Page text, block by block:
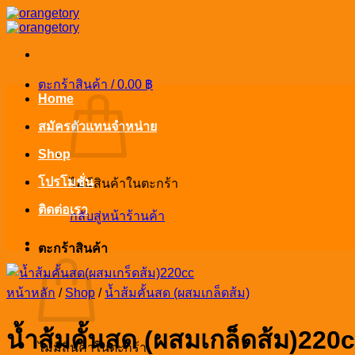
ข้าม
ไป
ตะกร้าสินค้า /0.00 ฿
ไม่มีสินค้าในตะกร้า
กลับสู่หน้าร้านค้า
ตะกร้าสินค้า
ไม่มีสินค้าในตะกร้า
Home
สมัครตัวแทนจำหน่าย
Shop
โปรโมชั่น
ติดต่อเรา
หน้าหลัก / Shop / น้ำส้มคั้นสด (ผสมเกล็ดส้ม)
น้ำส้มคั้นสด (ผสมเกล็ดส้ม